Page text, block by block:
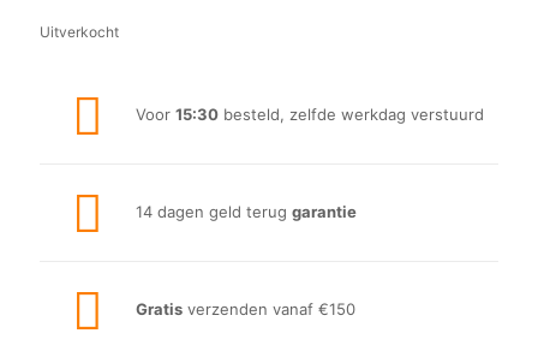
Uitverkocht
Voor 15:30 besteld, zelfde werkdag verstuurd
14 dagen geld terug garantie
Gratis verzenden vanaf €150